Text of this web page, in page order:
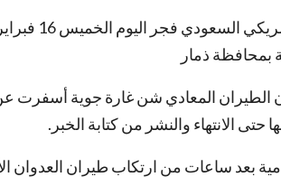
ذمار
الطيران المعادي شن غارة جوية
حتى الانتهاء والنشر من كتابة الخبر.
بعد ساعات من ارتكاب طيران